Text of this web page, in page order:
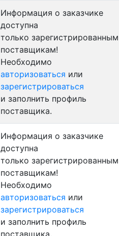
Информация о заказчике
доступна
только зарегистрированным
поставщикам!
Необходимо
авторизоваться или
зарегистрироваться
и заполнить профиль
поставщика.
Информация о заказчике
доступна
только зарегистрированным
поставщикам!
Необходимо
авторизоваться или
зарегистрироваться
и заполнить профиль
поставщика.